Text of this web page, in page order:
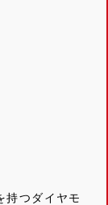
持つダイヤモ